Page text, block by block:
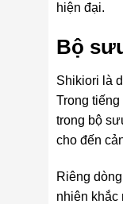
hiện đại.
Bộ
Shikiori là
Trong
trong bộ
cho đến
Riêng
nhiên